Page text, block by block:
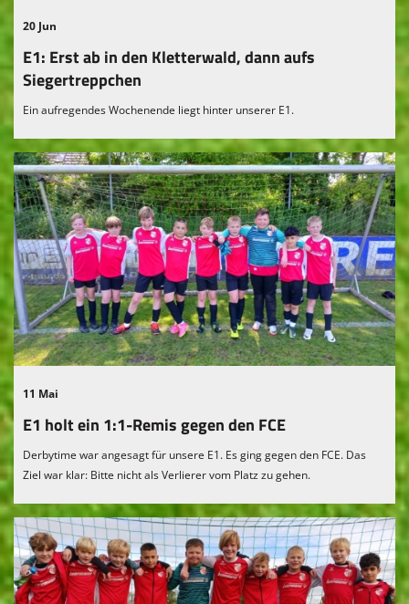
Vereinskollektion
20 Jun
E1: Erst ab in den Kletterwald, dann aufs
Siegertreppchen
Ein aufregendes Wochenende liegt hinter unserer E1.
11 Mai
E1 holt ein 1:1-Remis gegen den FCE
Derbytime war angesagt für unsere E1. Es ging gegen den FCE. Das
Ziel war klar: Bitte nicht als Verlierer vom Platz zu gehen.